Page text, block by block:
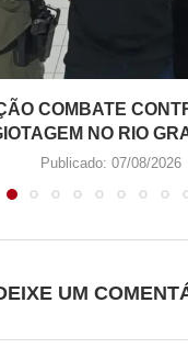
COMBATE
NO RIO
Publicado: 07/08/2026
UM